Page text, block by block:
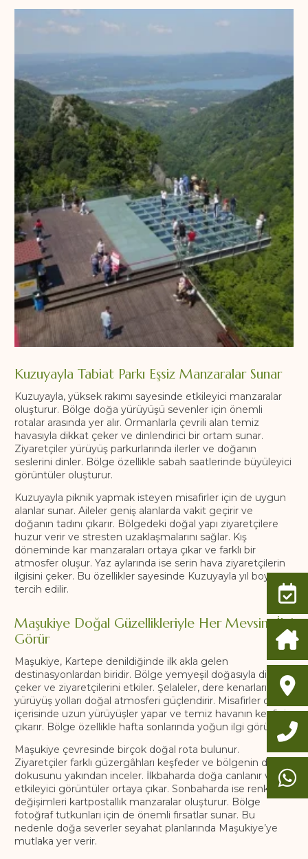
Kuzuyayla Tabiat Parkı Eşsiz Manzaralar Sunar
Kuzuyayla, yüksek rakımı sayesinde etkileyici manzaralar
oluşturur. Bölge doğa yürüyüşü sevenler için önemli
rotalar arasında yer alır. Ormanlarla çevrili alan temiz
havasıyla dikkat çeker ve dinlendirici bir ortam sunar.
Ziyaretçiler yürüyüş parkurlarında ilerler ve doğanın
seslerini dinler. Bölge özellikle sabah saatlerinde büyüleyici
görüntüler oluşturur.
Kuzuyayla piknik yapmak isteyen misafirler için de uygun
alanlar sunar. Aileler geniş alanlarda vakit geçirir ve
doğanın tadını çıkarır. Bölgedeki doğal yapı ziyaretçilere
huzur verir ve stresten uzaklaşmalarını sağlar. Kış
döneminde kar manzaraları ortaya çıkar ve farklı bir
atmosfer oluşur. Yaz aylarında ise serin hava ziyaretçilerin
ilgisini çeker. Bu özellikler sayesinde Kuzuyayla yıl boyunca
tercih edilir.
Maşukiye Doğal Güzellikleriyle Her Mevsim İlgi
Görür
Maşukiye, Kartepe denildiğinde ilk akla gelen
destinasyonlardan biridir. Bölge yemyeşil doğasıyla dikkat
çeker ve ziyaretçilerini etkiler. Şelaleler, dere kenarları ve
yürüyüş yolları doğal atmosferi güçlendirir. Misafirler doğa
içerisinde uzun yürüyüşler yapar ve temiz havanın keyfini
çıkarır. Bölge özellikle hafta sonlarında yoğun ilgi görür.
Maşukiye çevresinde birçok doğal rota bulunur.
Ziyaretçiler farklı güzergâhları keşfeder ve bölgenin doğal
dokusunu yakından inceler. İlkbaharda doğa canlanır ve
etkileyici görüntüler ortaya çıkar. Sonbaharda ise renk
değişimleri kartpostallık manzaralar oluşturur. Bölge
fotoğraf tutkunları için de önemli fırsatlar sunar. Bu
nedenle doğa severler seyahat planlarında Maşukiye’ye
mutlaka yer verir.